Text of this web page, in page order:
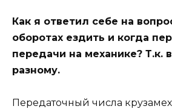
Как я ответил себе на
оборотах ездить и когда
передачи на механике? Т.к.
разному.
Передаточный числа